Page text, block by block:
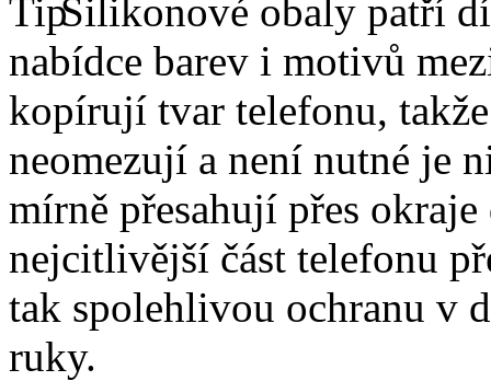
Silikonové obaly patří
nabídce barev i motivů
kopírují tvar telefonu,
neomezují a není nutné je
mírně přesahují přes
nejcitlivější část telefonu
tak spolehlivou ochranu v
ruky.